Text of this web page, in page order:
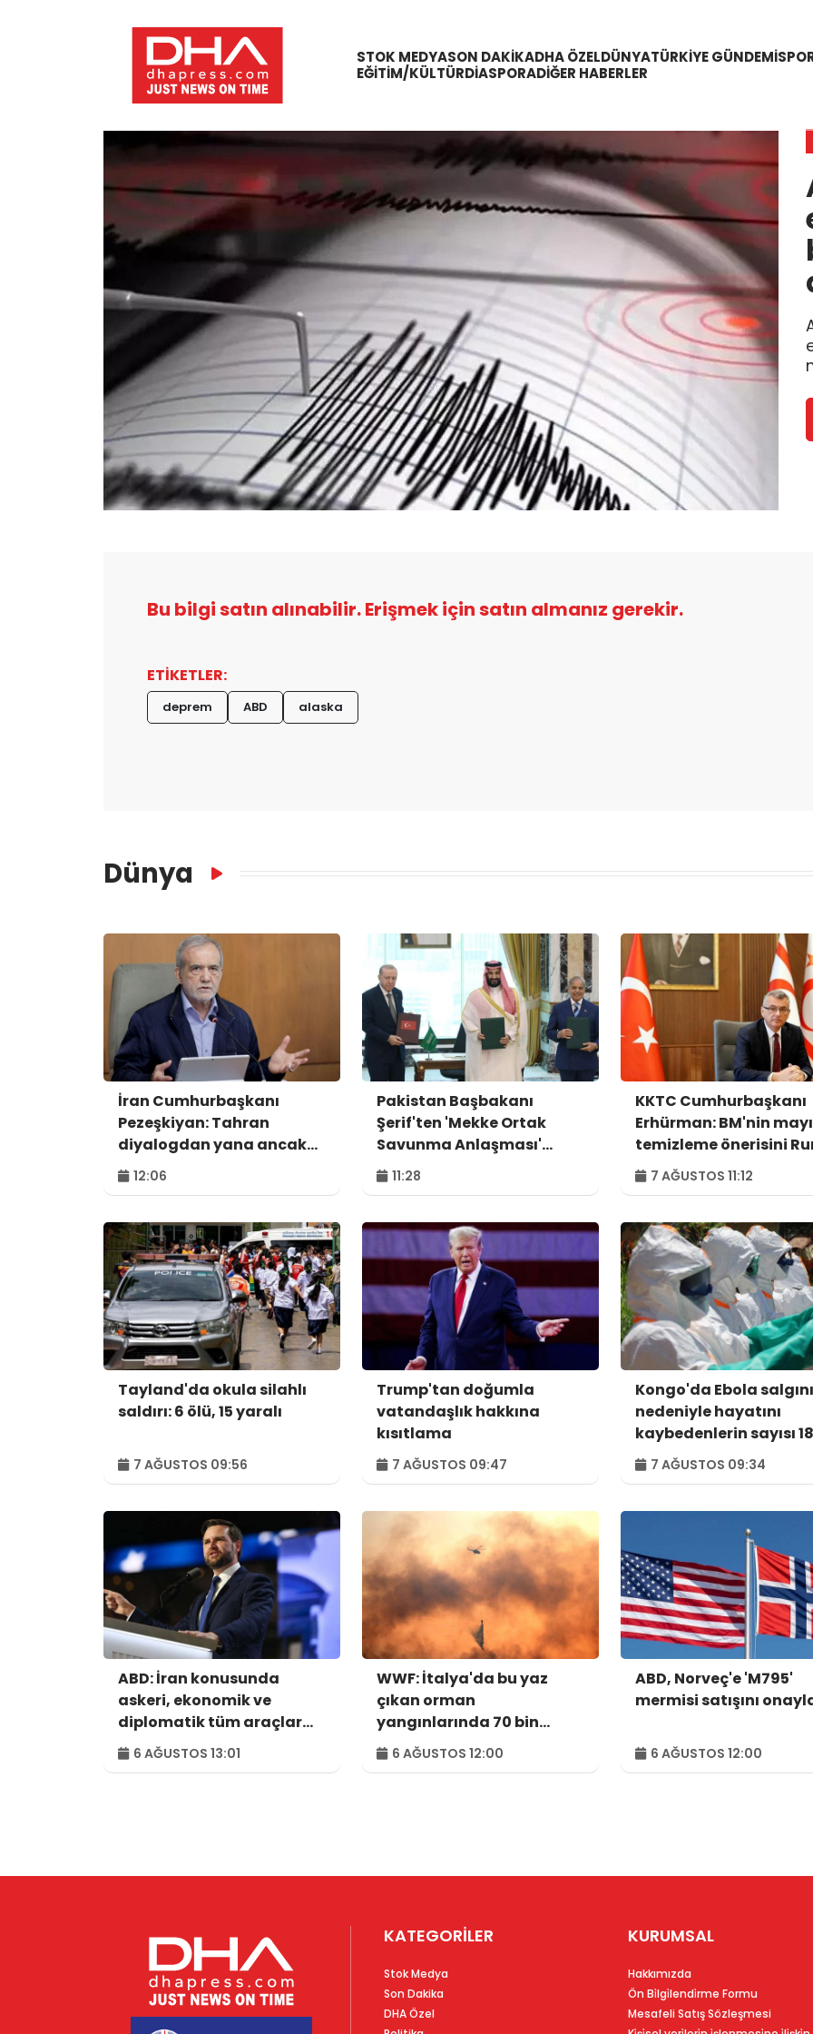
STOK MEDYASON DAKIKADHA ÖZELDÜNYATÜRKIYE GÜNDEMI
EĞITIM/KÜLTÜRDIASPORADIĞER HABERLER
Bu bilgi satın alınabilir. Erişmek için satın almanız gerekir.
ETİKETLER:
deprem ABD alaska
Dünya
İran Cumhurbaşkanı
Pezeşkiyan: Tahran
diyalogdan yana ancak
teslime zorlanamaz
12:06
Pakistan Başbakanı
Şerif'ten 'Mekke Ortak
Savunma Anlaşması'
mesajı
11:28
KKTC Cumhurbaşkanı
Erhürman: BM'nin
temizleme önerisini
tarafı reddetti
7 AĞUSTOS 11:12
Tayland'da okula silahlı
saldırı: 6 ölü, 15 yaralı
7 AĞUSTOS 09:56
Trump'tan doğumla
vatandaşlık hakkına
kısıtlama
7 AĞUSTOS 09:47
Kongo'da Ebola salgını
nedeniyle hayatını
kaybedenlerin sayısı
yükseldi
7 AĞUSTOS 09:34
ABD: İran konusunda
askeri, ekonomik ve
diplomatik tüm araçlar
kullanılacak
6 AĞUSTOS 13:01
WWF: İtalya'da bu yaz
çıkan orman
yangınlarında 70 bin
hektar alan kül oldu
6 AĞUSTOS 12:00
ABD, Norveç'e 'M795'
mermisi satışını
6 AĞUSTOS 12:00
KATEGORİLER
Stok Medya
Son Dakika
DHA Özel
KURUMSAL
Hakkımızda
Ön Bi̇lgi̇lendi̇rme Formu
Mesafeli Satış Sözleşmesi